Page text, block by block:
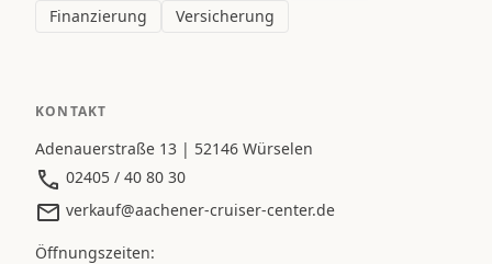
Finanzierung
Versicherung
KONTAKT
Adenauerstraße 13 | 52146 Würselen
02405 / 40 80 30
verkauf@aachener-cruiser-center.de
Öffnungszeiten: